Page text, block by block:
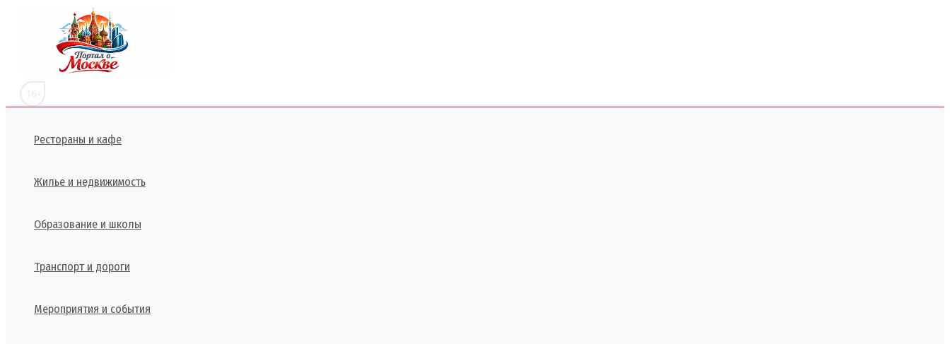
содержимому
Рестораны и кафе
Жилье и недвижимость
Образование и школы
Транспорт и дороги
Мероприятия и события